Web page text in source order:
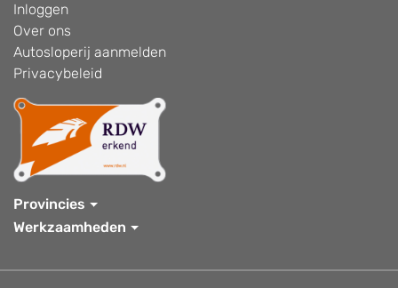
Inloggen
Over ons
Autosloperij aanmelden
Privacybeleid
Provincies
Werkzaamheden